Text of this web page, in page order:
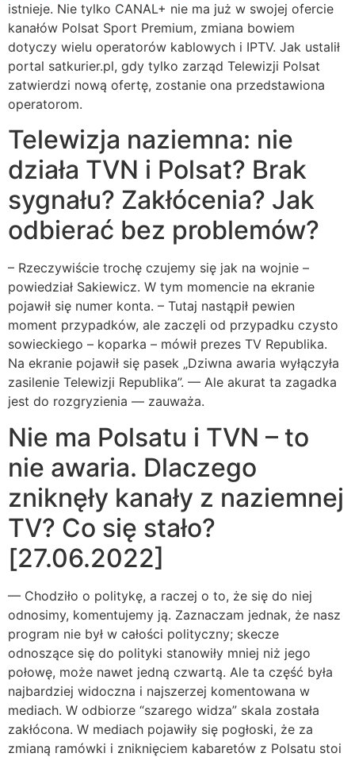
istnieje. Nie tylko CANAL+ nie ma już w swojej ofercie
kanałów Polsat Sport Premium, zmiana bowiem
dotyczy wielu operatorów kablowych i IPTV. Jak ustalił
portal satkurier.pl, gdy tylko zarząd Telewizji Polsat
zatwierdzi nową ofertę, zostanie ona przedstawiona
operatorom.
Telewizja naziemna: nie
działa TVN i Polsat? Brak
sygnału? Zakłócenia? Jak
odbierać bez problemów?
– Rzeczywiście trochę czujemy się jak na wojnie –
powiedział Sakiewicz. W tym momencie na ekranie
pojawił się numer konta. – Tutaj nastąpił pewien
moment przypadków, ale zaczęli od przypadku czysto
sowieckiego – koparka – mówił prezes TV Republika.
Na ekranie pojawił się pasek „Dziwna awaria wyłączyła
zasilenie Telewizji Republika”. — Ale akurat ta zagadka
jest do rozgryzienia — zauważa.
Nie ma Polsatu i TVN – to
nie awaria. Dlaczego
zniknęły kanały z naziemnej
TV? Co się stało?
[27.06.2022]
— Chodziło o politykę, a raczej o to, że się do niej
odnosimy, komentujemy ją. Zaznaczam jednak, że nasz
program nie był w całości polityczny; skecze
odnoszące się do polityki stanowiły mniej niż jego
połowę, może nawet jedną czwartą. Ale ta część była
najbardziej widoczna i najszerzej komentowana w
mediach. W odbiorze “szarego widza” skala została
zakłócona. W mediach pojawiły się pogłoski, że za
zmianą ramówki i zniknięciem kabaretów z Polsatu stoi